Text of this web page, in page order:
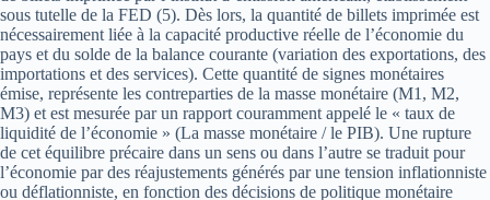
sous tutelle de la FED (5). Dès lors, la quantité de billets imprimée est
nécessairement liée à la capacité productive réelle de l’économie du
pays et du solde de la balance courante (variation des exportations, des
importations et des services). Cette quantité de signes monétaires
émise, représente les contreparties de la masse monétaire (M1, M2,
M3) et est mesurée par un rapport couramment appelé le « taux de
liquidité de l’économie » (La masse monétaire / le PIB). Une rupture
de cet équilibre précaire dans un sens ou dans l’autre se traduit pour
l’économie par des réajustements générés par une tension inflationniste
ou déflationniste, en fonction des décisions de politique monétaire